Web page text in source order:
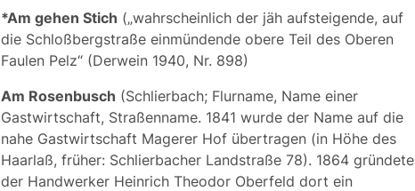
*Am gehen Stich („wahrscheinlich der jäh aufsteigende, auf
die Schloßbergstraße einmündende obere Teil des Oberen
Faulen Pelz“ (Derwein 1940, Nr. 898)
Am Rosenbusch (Schlierbach; Flurname, Name einer
Gastwirtschaft, Straßenname. 1841 wurde der Name auf die
nahe Gastwirtschaft Magerer Hof übertragen (in Höhe des
Haarlaß, früher: Schlierbacher Landstraße 78). 1864 gründete
der Handwerker Heinrich Theodor Oberfeld dort ein